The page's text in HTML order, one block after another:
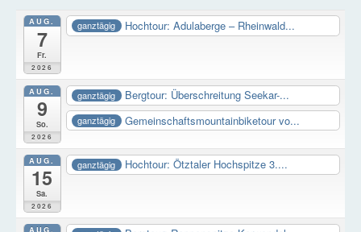
AUG.
7
Fr.
2026
ganztägig Hochtour: Adulaberge – Rheinwald...
AUG.
9
So.
2026
ganztägig Bergtour: Überschreitung Seekar-...
ganztägig Gemeinschaftsmountainbiketour vo...
AUG.
15
Sa.
2026
ganztägig Hochtour: Ötztaler Hochspitze 3....
AUG.